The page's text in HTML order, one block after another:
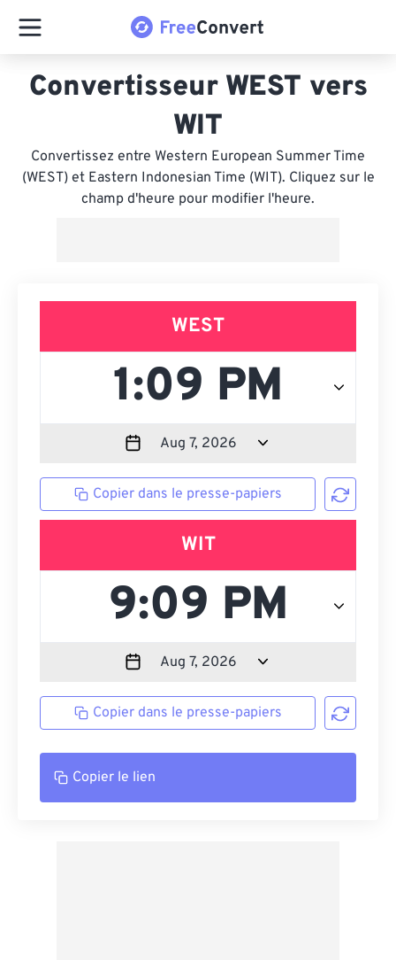
Convertisseur WEST vers
WIT
Convertissez entre Western European Summer Time
(WEST) et Eastern Indonesian Time (WIT). Cliquez sur le
champ d'heure pour modifier l'heure.
WEST
Copier dans le presse-papiers
WIT
Copier dans le presse-papiers
Copier le lien